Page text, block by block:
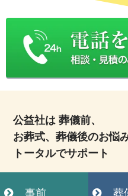
公益社は 葬儀前、
お葬式、葬儀後のお悩
トータルでサポート
事前 葬